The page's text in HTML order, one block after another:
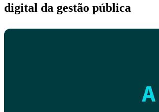
digital da gestão pública